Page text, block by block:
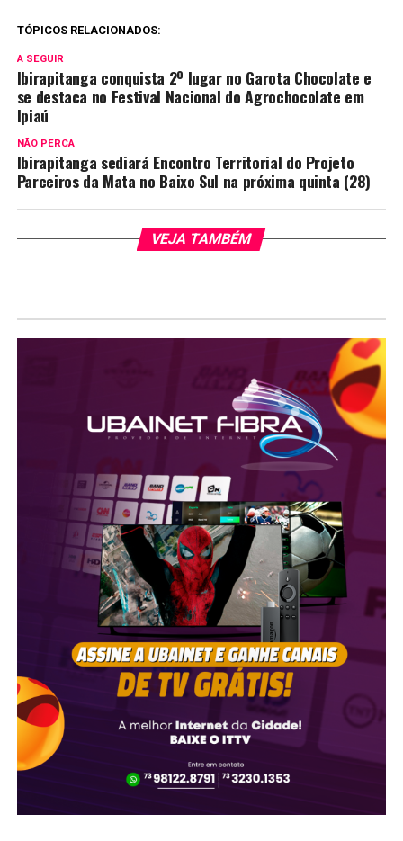
TÓPICOS RELACIONADOS:
A SEGUIR
Ibirapitanga conquista 2º lugar no Garota Chocolate e
se destaca no Festival Nacional do Agrochocolate em
Ipiaú
NÃO PERCA
Ibirapitanga sediará Encontro Territorial do Projeto
Parceiros da Mata no Baixo Sul na próxima quinta (28)
VEJA TAMBÉM